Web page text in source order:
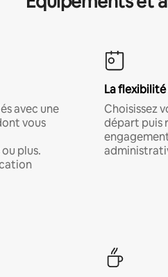
avec une
vous
plus.
La
Choisissez
départ puis